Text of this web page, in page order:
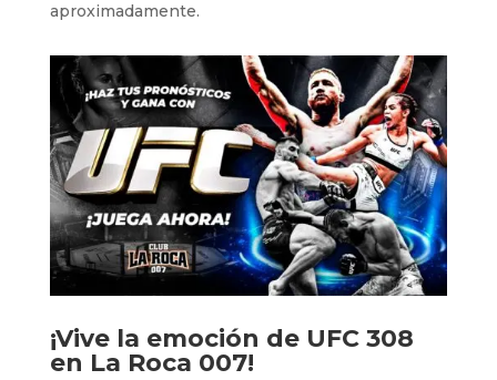
aproximadamente.
¡Vive la emoción de UFC 308
en La Roca 007!